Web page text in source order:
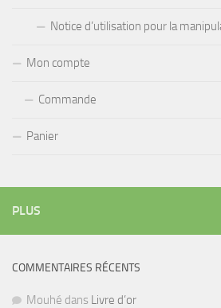
Notice d’utilisation pour la
Mon compte
Commande
Panier
PLUS
COMMENTAIRES RÉCENTS
Mouhé dans Livre d’or